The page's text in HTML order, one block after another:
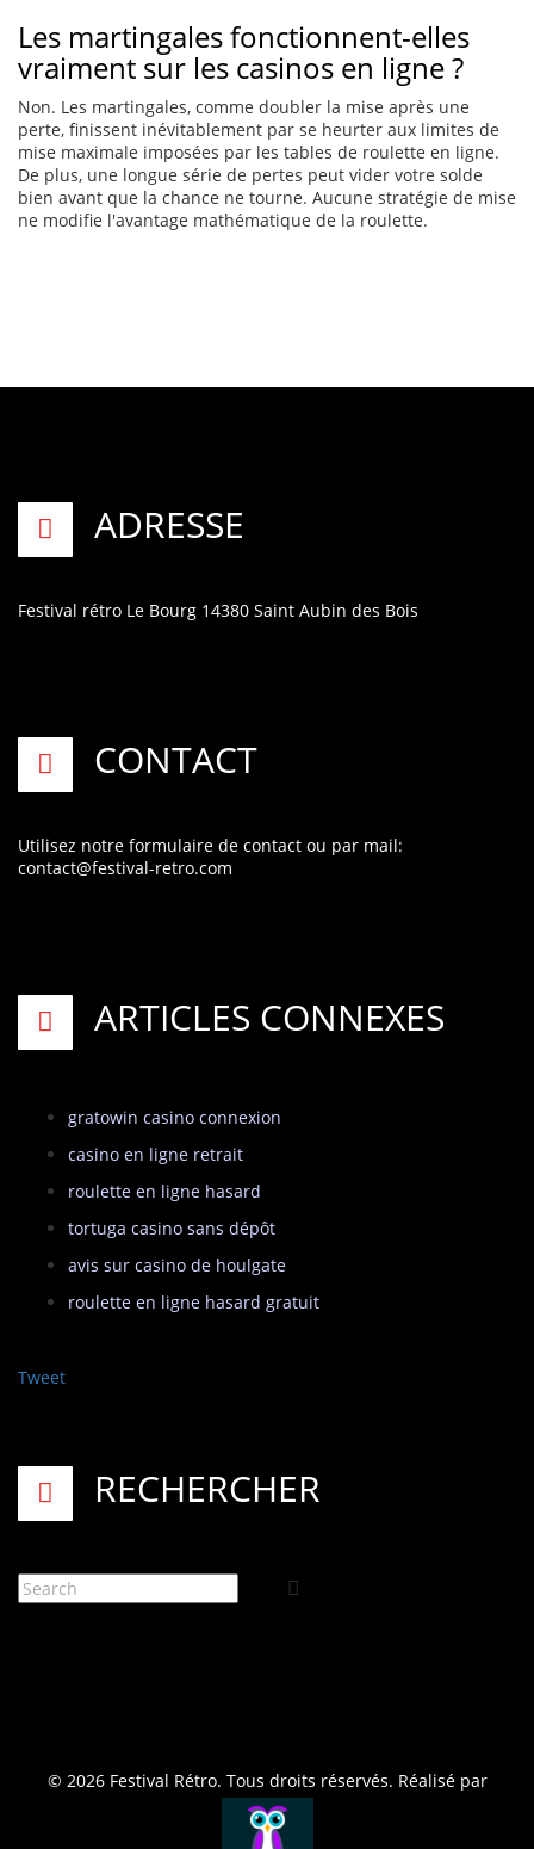
Les martingales fonctionnent-elles
vraiment sur les casinos en ligne ?
Non. Les martingales, comme doubler la mise après une
perte, finissent inévitablement par se heurter aux limites de
mise maximale imposées par les tables de roulette en ligne.
De plus, une longue série de pertes peut vider votre solde
bien avant que la chance ne tourne. Aucune stratégie de mise
ne modifie l'avantage mathématique de la roulette.
ADRESSE
Festival rétro Le Bourg 14380 Saint Aubin des Bois
CONTACT
Utilisez notre formulaire de contact ou par mail:
contact@festival-retro.com
ARTICLES CONNEXES
gratowin casino connexion
casino en ligne retrait
roulette en ligne hasard
tortuga casino sans dépôt
avis sur casino de houlgate
roulette en ligne hasard gratuit
Tweet
RECHERCHER
© 2026 Festival Rétro. Tous droits réservés. Réalisé par